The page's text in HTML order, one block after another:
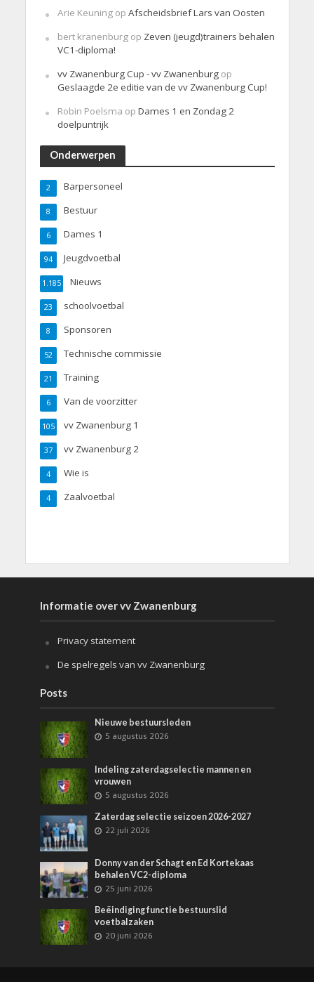
Arie Keuningop Afscheidsbrief Lars van Oosten
bert kranenburgop Zeven (jeugd)trainers behalen
VC1-diploma!
vv Zwanenburg Cup - vv Zwanenburgop
Geslaagde 2e editie van de vv Zwanenburg Cup!
Robin Poelsma op Dames 1 en Zondag 2
doelpuntrijk
Onderwerpen
Barpersoneel
2
Bestuur
8
Dames 1
6
Jeugdvoetbal
94
Nieuws
1.185
schoolvoetbal
23
Sponsoren
8
Technische commissie
52
Training
21
Van de voorzitter
6
vv Zwanenburg 1
105
vv Zwanenburg 2
37
Wie is
4
Zaalvoetbal
4
Informatie over vv Zwanenburg
Privacy statement
De spelregels van vv Zwanenburg
Posts
Nieuwe bestuursleden
5 augustus 2026
Indeling zaterdagselectie mannen en
vrouwen
5 augustus 2026
Zaterdag selectie seizoen 2026-2027
22 juli 2026
Donny van der Schagt en Ed Kortekaas
behalen VC2-diploma
25 juni 2026
Beëindiging functie bestuurslid
voetbalzaken
20 juni 2026